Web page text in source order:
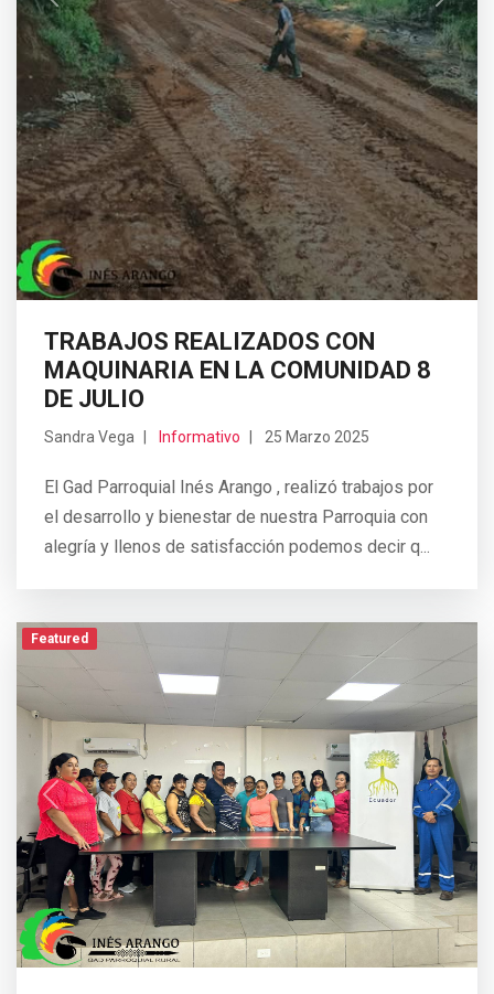
Previous Next
TRABAJOS REALIZADOS CON
MAQUINARIA EN LA COMUNIDAD 8
DE JULIO
Sandra Vega Informativo 25 Marzo 2025
El Gad Parroquial Inés Arango , realizó trabajos por
el desarrollo y bienestar de nuestra Parroquia con
alegría y llenos de satisfacción podemos decir q...
Previous Next
Featured